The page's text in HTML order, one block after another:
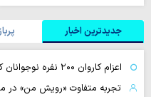
جدیدترین اخبار
اعزام کاروان ۲۰۰ نفره نوجوانان کهگیلویه و بویراحمدی به طریق الحسین…
تجربه متفاوت «رویش من» در